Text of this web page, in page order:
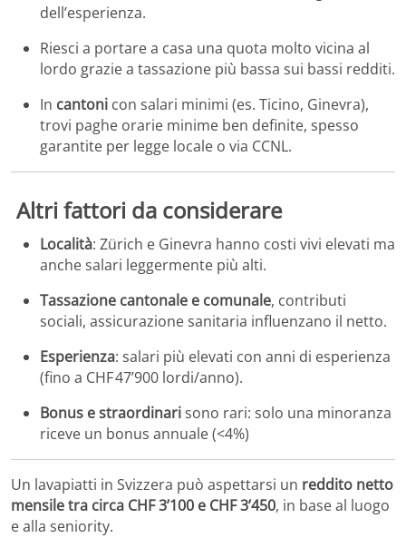
dell’esperienza.
Riesci a portare a casa una quota molto vicina al
lordo grazie a tassazione più bassa sui bassi redditi.
In cantoni con salari minimi (es. Ticino, Ginevra),
trovi paghe orarie minime ben definite, spesso
garantite per legge locale o via CCNL.
Altri fattori da considerare
Località: Zürich e Ginevra hanno costi vivi elevati ma
anche salari leggermente più alti.
Tassazione cantonale e comunale, contributi
sociali, assicurazione sanitaria influenzano il netto.
Esperienza: salari più elevati con anni di esperienza
(fino a CHF 47’900 lordi/anno).
Bonus e straordinarisono rari: solo una minoranza
riceve un bonus annuale (<4%)
Un lavapiatti in Svizzera può aspettarsi un reddito netto
mensile tra circa CHF 3’100 e CHF 3’450, in base al luogo
e alla seniority.